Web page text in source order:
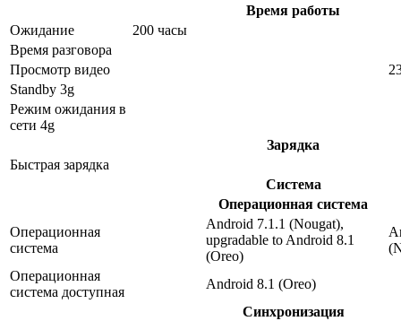
Время работы
Ожидание
200 часы
Время разговора
Просмотр видео
Standby 3g
Режим ожидания в
сети 4g
Зарядка
Быстрая зарядка
Система
Операционная система
Операционная
система
Android 7.1.1 (Nougat),
upgradable to Android 8.1
(Oreo)
Операционная
система доступная
Android 8.1 (Oreo)
Синхронизация